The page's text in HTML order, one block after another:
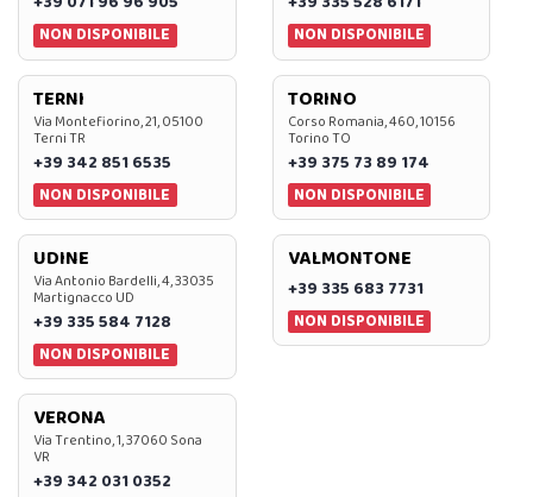
NON DISPONIBILE
NON DISPONIBILE
TERNI
Via Montefiorino, 21, 05100
Terni TR
+39 342 851 6535
NON DISPONIBILE
TORINO
Corso Romania, 460, 10156
Torino TO
+39 375 73 89 174
NON DISPONIBILE
UDINE
Via Antonio Bardelli, 4, 33035
Martignacco UD
+39 335 584 7128
NON DISPONIBILE
VALMONTONE
+39 335 683 7731
NON DISPONIBILE
VERONA
Via Trentino, 1, 37060 Sona
VR
+39 342 031 0352